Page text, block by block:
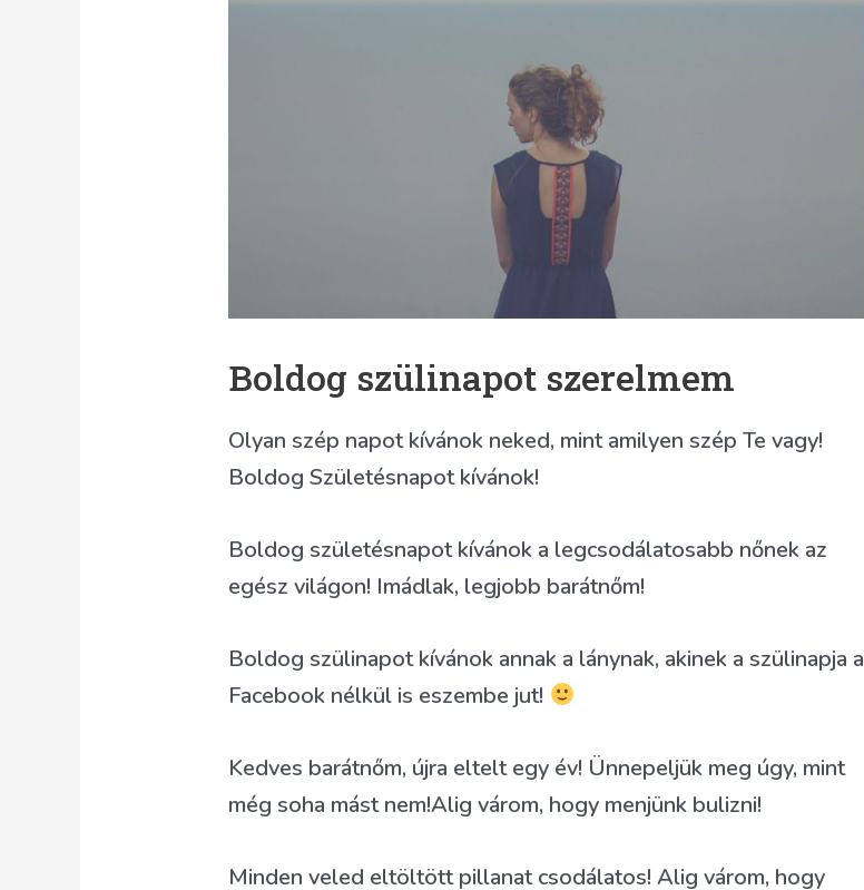
Boldog szülinapot szerelmem
Olyan szép napot kívánok neked, mint amilyen szép Te vagy!
Boldog Születésnapot kívánok!
Boldog születésnapot kívánok a legcsodálatosabb nőnek az
egész világon! Imádlak, legjobb barátnőm!
Boldog szülinapot kívánok annak a lánynak, akinek a szülinapja a
Facebook nélkül is eszembe jut!
Kedves barátnőm, újra eltelt egy év! Ünnepeljük meg úgy, mint
még soha mást nem!Alig várom, hogy menjünk bulizni!
Minden veled eltöltött pillanat csodálatos! Alig várom, hogy